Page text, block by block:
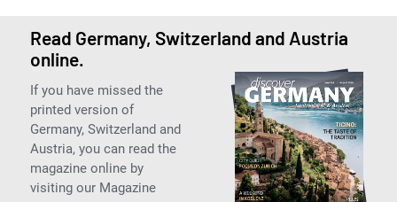
Read Germany, Switzerland and Austria
online.
If you have missed the
printed version of
Germany, Switzerland and
Austria, you can read the
magazine online by
visiting our Magazine